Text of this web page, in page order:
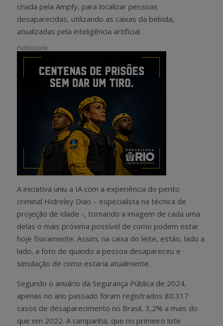
criada pela Ampfy, para localizar pessoas
desaparecidas, utilizando as caixas da bebida,
atualizadas pela inteligência artificial.
Publicidade
A iniciativa uniu a IA com a experiência do perito
criminal Hidreley Diao – especialista na técnica de
projeção de idade -, tornando a imagem de cada uma
delas o mais próxima possível de como podem estar
hoje fisicamente. Assim, na caixa do leite, estão, lado a
lado, a foto de quando a pessoa desapareceu e
simulação de como estaria atualmente.
Segundo o anuário da Segurança Pública de 2024,
apenas no ano passado foram registrados 80.317
casos de desaparecimento no Brasil, 3,2% a mais do
que em 2022. A campanha, que no primeiro lote